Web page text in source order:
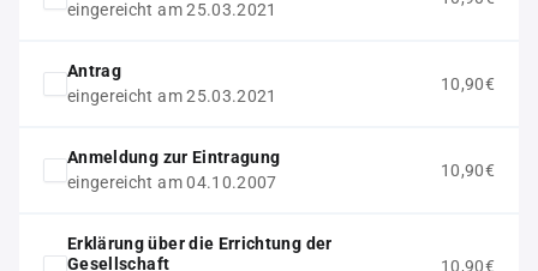
eingereicht am 25.03.2021
Antrag
eingereicht am 25.03.2021
10,90€
Anmeldung zur Eintragung
eingereicht am 04.10.2007
10,90€
Erklärung über die Errichtung der
Gesellschaft
10,90€